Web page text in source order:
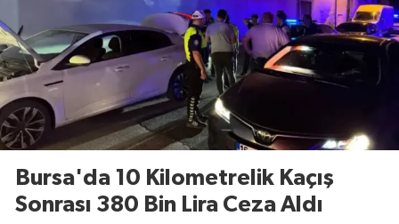
Bursa'da 10 Kilometrelik Kaçış
Sonrası 380 Bin Lira Ceza Aldı